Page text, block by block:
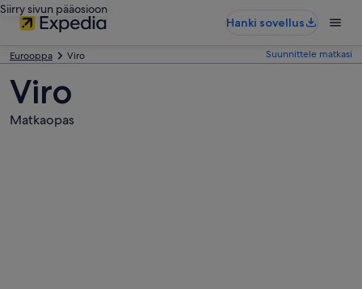
Siirry sivun pääosioon
Hanki sovellus
Eurooppa Viro Suunnittele matkasi
Viro
Matkaopas